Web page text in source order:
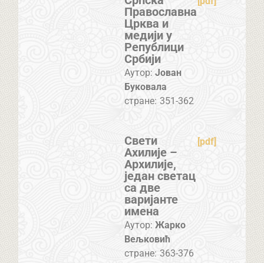
Православна
Црква и
медији у
Републици
Србији
Аутор: Јован
Буковала
стране: 351-362
Свети
Ахилије –
Архилије,
један светац
са две
варијанте
имена
[pdf]
Аутор: Жарко
Вељковић
стране: 363-376